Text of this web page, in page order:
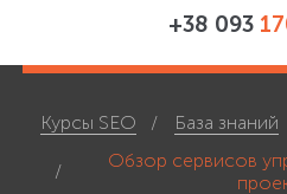
+38 093
Курсы SEO База знаний
Обзор сервисов